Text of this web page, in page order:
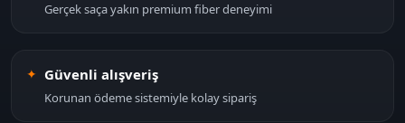
Gerçek saça yakın premium fiber deneyimi
Güvenli alışveriş
Korunan ödeme sistemiyle kolay sipariş